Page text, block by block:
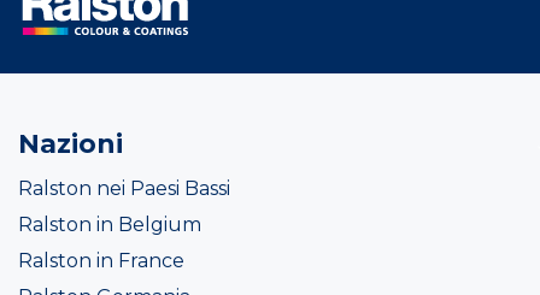
Nazioni
Ralston nei Paesi Bassi
Ralston in Belgium
Ralston in France